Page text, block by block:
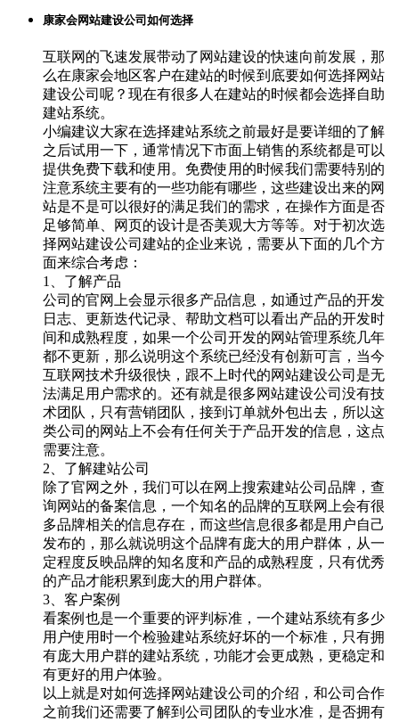
康家会网站建设公司如何选择
互联网的飞速发展带动了网站建设的快速向前发展，那
么在康家会地区客户在建站的时候到底要如何选择网站
建设公司呢？现在有很多人在建站的时候都会选择自助
建站系统。
小编建议大家在选择建站系统之前最好是要详细的了解
之后试用一下，通常情况下市面上销售的系统都是可以
提供免费下载和使用。免费使用的时候我们需要特别的
注意系统主要有的一些功能有哪些，这些建设出来的网
站是不是可以很好的满足我们的需求，在操作方面是否
足够简单、网页的设计是否美观大方等等。对于初次选
择网站建设公司建站的企业来说，需要从下面的几个方
面来综合考虑：
1、了解产品
公司的官网上会显示很多产品信息，如通过产品的开发
日志、更新迭代记录、帮助文档可以看出产品的开发时
间和成熟程度，如果一个公司开发的网站管理系统几年
都不更新，那么说明这个系统已经没有创新可言，当今
互联网技术升级很快，跟不上时代的网站建设公司是无
法满足用户需求的。还有就是很多网站建设公司没有技
术团队，只有营销团队，接到订单就外包出去，所以这
类公司的网站上不会有任何关于产品开发的信息，这点
需要注意。
2、了解建站公司
除了官网之外，我们可以在网上搜索建站公司品牌，查
询网站的备案信息，一个知名的品牌的互联网上会有很
多品牌相关的信息存在，而这些信息很多都是用户自己
发布的，那么就说明这个品牌有庞大的用户群体，从一
定程度反映品牌的知名度和产品的成熟程度，只有优秀
的产品才能积累到庞大的用户群体。
3、客户案例
看案例也是一个重要的评判标准，一个建站系统有多少
用户使用时一个检验建站系统好坏的一个标准，只有拥
有庞大用户群的建站系统，功能才会更成熟，更稳定和
有更好的用户体验。
以上就是对如何选择网站建设公司的介绍，和公司合作
之前我们还需要了解到公司团队的专业水准，是否拥有